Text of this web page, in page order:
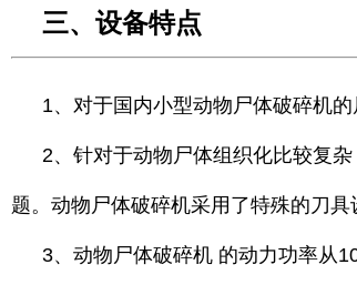
三、设备特点
1、对于国内小型动物尸体破碎机
2、 针对于动物尸体组织化比较复
题。动物尸体破碎机采用了特殊的刀
3、动物尸体破碎机 的动力功率从